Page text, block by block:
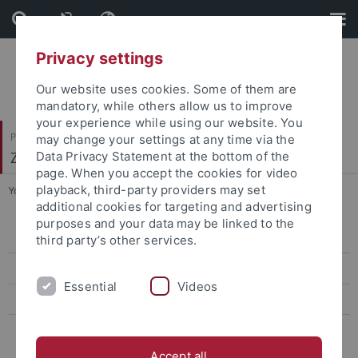
Skip
to
content
Skip
to
footer
Philosophische Fakultät
Zeitgeschichte
You are here: Startseite ... Wissenschaftliche Hilfskräfte
Personen A bis Z
Ehemalige, Emeritierte und Asoziierte
Privacy settings
Our website uses cookies. Some of them are
mandatory, while others allow us to improve
your experience while using our website. You
may change your settings at any time via the
Data Privacy Statement at the bottom of the
page. When you accept the cookies for video
playback, third-party providers may set
additional cookies for targeting and advertising
purposes and your data may be linked to the
third party’s other services.
Essential Videos